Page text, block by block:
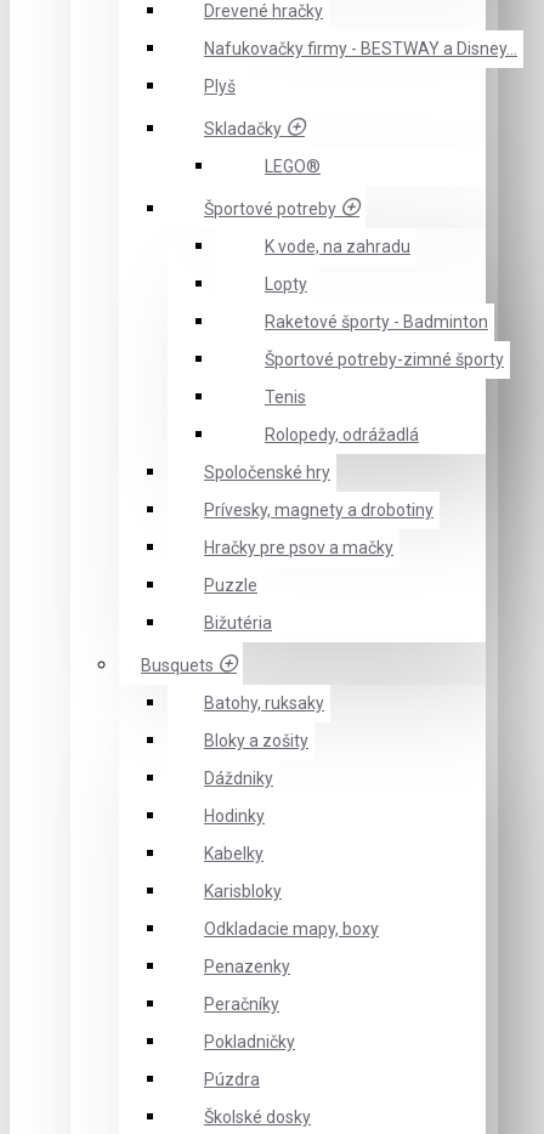
Drevené hračky
Nafukovačky firmy - BESTWAY a Disney...
Plyš
Skladačky
LEGO®
Športové potreby
K vode, na zahradu
Lopty
Raketové športy - Badminton
Športové potreby-zimné športy
Tenis
Rolopedy, odrážadlá
Spoločenské hry
Prívesky, magnety a drobotiny
Hračky pre psov a mačky
Puzzle
Bižutéria
Busquets
Batohy, ruksaky
Bloky a zošity
Dáždniky
Hodinky
Kabelky
Karisbloky
Odkladacie mapy, boxy
Penazenky
Peračníky
Pokladničky
Púzdra
Školské dosky